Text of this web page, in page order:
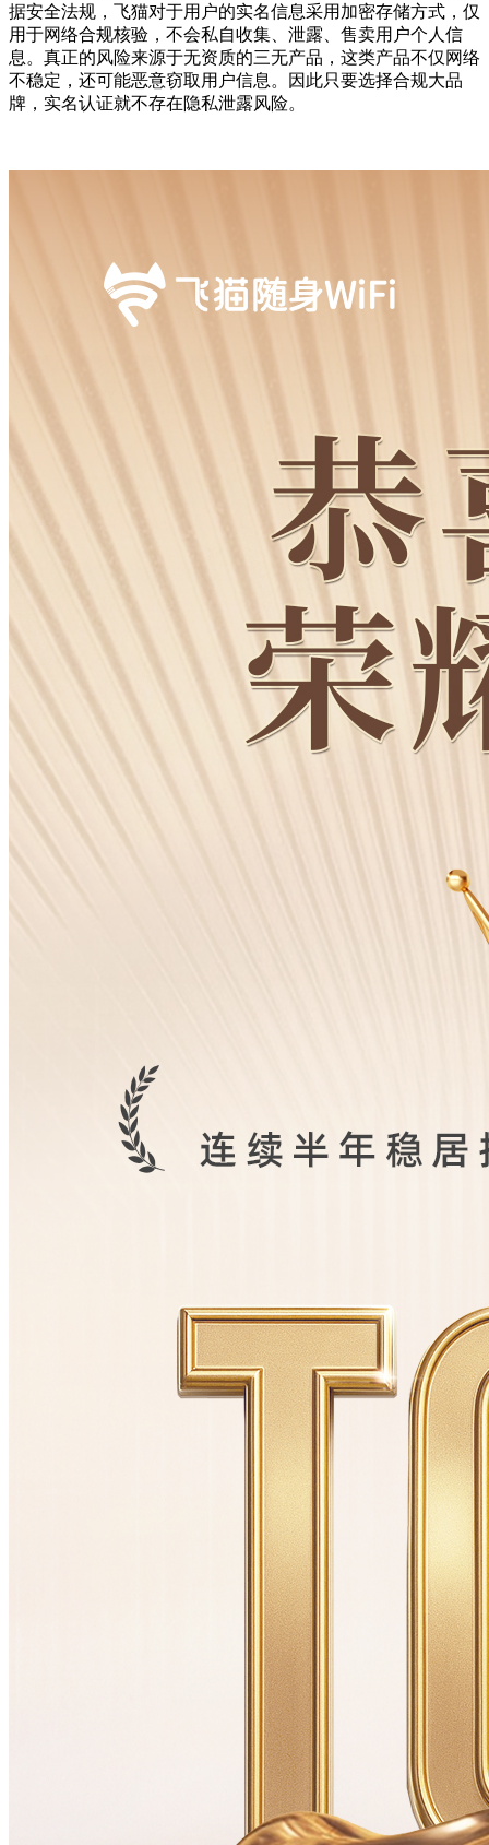
据安全法规，飞猫对于用户的实名信息采用加密存储方式，仅
用于网络合规核验，不会私自收集、泄露、售卖用户个人信
息。真正的风险来源于无资质的三无产品，这类产品不仅网络
不稳定，还可能恶意窃取用户信息。因此只要选择合规大品
牌，实名认证就不存在隐私泄露风险。